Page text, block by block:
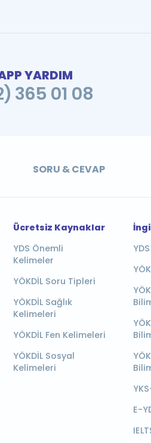
YARDIM
365 01 08
SORU & CEVAP
Ücretsiz Kaynaklar
YDS Önemli
Kelimeler
YÖKDİL Soru Tipleri
YÖKDİL Sağlık
Kelimeleri
YÖKDİL Fen Kelimeleri
YÖKDİL Sosyal
Kelimeleri
YDS
E-